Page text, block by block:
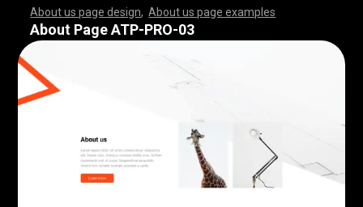
About us page design ,About us page examples
,,,,,,,,,,,,,,,,,,,,,,,, ,,,,,,,,,,,,,,,,,,,,,,,,,,,
,,,,,,,,,,,,,,,,,,,,,,,, ,,,,,,,,,,,,,,,,,,,,,,,,,,,
,,,,,,,,,,,,,,,,,,,,,,,, ,,,,,,,,,,,,,,,,,,,,,,,,,,,
,,,,,,,,,,,,,,,,,,,,,,,, ,,,,,,,,,,,,,,,,,,,,,,,,,,,
,,,,,,,,,,,,,,,,,,,,,,,, ,,,,,,,,,,,,,,,,,,,,,,,,,,,
,,,,,,,,,,,,,,,,,,,,,,,, ,,,,,,,,,,,,,,,,,,,,,,,,,,,
,,,,,,,,,,,,,,,,,,,,,,,, ,,,,,,,,,,,,,,,,,,,,,,,,,,,
,,,,,,,,,,,,,,,,,,,,,,,, ,,,,,,,,,,,,
About Page ATP-PRO-03